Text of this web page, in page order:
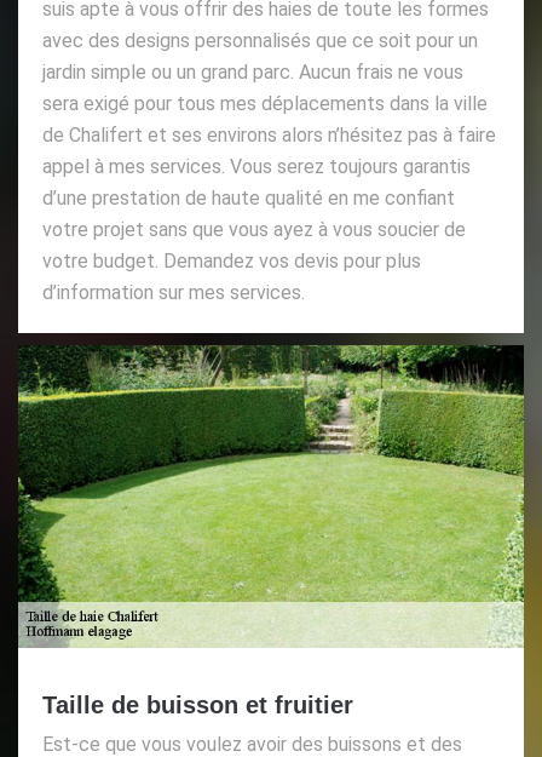
suis apte à vous offrir des haies de toute les formes
avec des designs personnalisés que ce soit pour un
jardin simple ou un grand parc. Aucun frais ne vous
sera exigé pour tous mes déplacements dans la ville
de Chalifert et ses environs alors n’hésitez pas à faire
appel à mes services. Vous serez toujours garantis
d’une prestation de haute qualité en me confiant
votre projet sans que vous ayez à vous soucier de
votre budget. Demandez vos devis pour plus
d’information sur mes services.
Taille de buisson et fruitier
Est-ce que vous voulez avoir des buissons et des